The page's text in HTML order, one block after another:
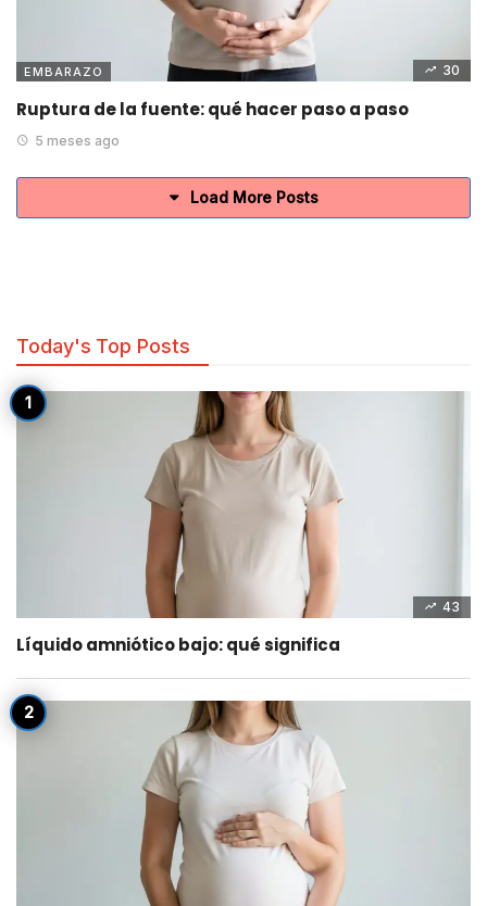
EMBARAZO 30
Ruptura de la fuente: qué hacer paso a paso
5 meses ago
Load More Posts
Today's Top Posts
43
Líquido amniótico bajo: qué significa